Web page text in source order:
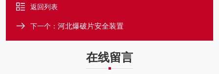
返回列表
下一个： 河北爆破片安全装置
在线留言